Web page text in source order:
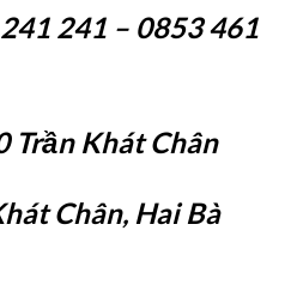
241 – 0853 461
Trần Khát Chân
Chân, Hai Bà